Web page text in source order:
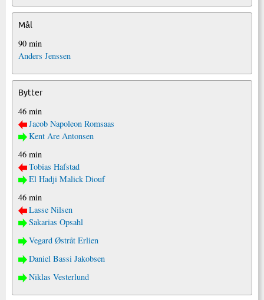
Mål
90 min
Anders Jenssen
Bytter
46 min
Jacob Napoleon Romsaas
Kent Are Antonsen
46 min
Tobias Hafstad
El Hadji Malick Diouf
46 min
Lasse Nilsen
Sakarias Opsahl
Vegard Østråt Erlien
Daniel Bassi Jakobsen
Niklas Vesterlund